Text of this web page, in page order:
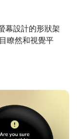
幕設計的形狀架
瞭然和視覺平